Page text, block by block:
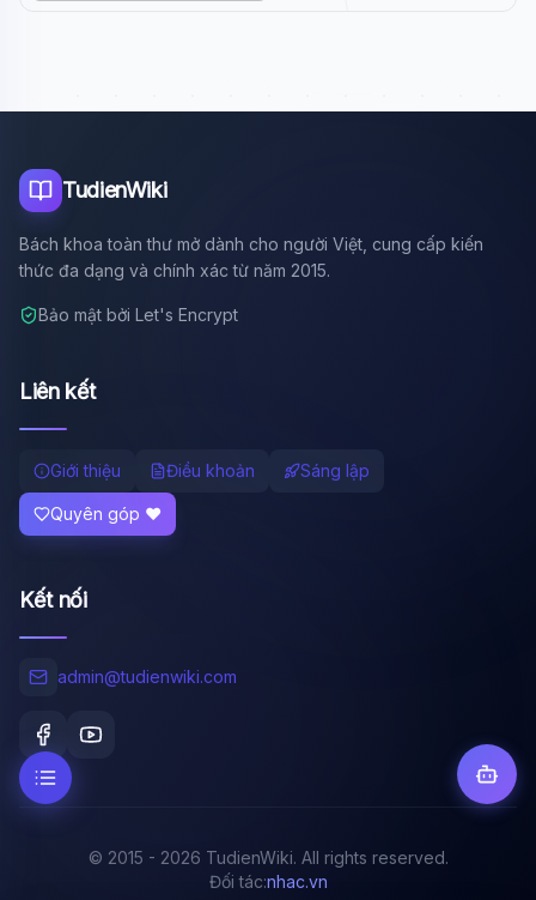
TudienWiki
Bách khoa toàn thư mở dành cho người Việt, cung cấp kiến
thức đa dạng và chính xác từ năm 2015.
Bảo mật bởi Let's Encrypt
Liên kết
Giới thiệu Điều khoản Sáng lập
Quyên góp ❤️
Kết nối
admin@tudienwiki.com
© 2015 - 2026 TudienWiki. All rights reserved.
Đối tác:nhac.vn